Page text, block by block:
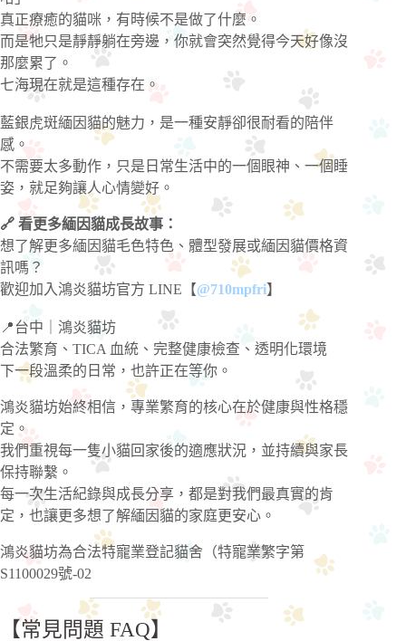
真正療癒的貓咪，有時候不是做了什麼。
而是牠只是靜靜躺在旁邊，你就會突然覺得今天好像沒
那麼累了。
七海現在就是這種存在。
藍銀虎斑緬因貓的魅力，是一種安靜卻很耐看的陪伴
感。
不需要太多動作，只是日常生活中的一個眼神、一個睡
姿，就足夠讓人心情變好。
🔗 看更多緬因貓成長故事：
想了解更多緬因貓毛色特色、體型發展或緬因貓價格資
訊嗎？
歡迎加入鴻炎貓坊官方 LINE【@710mpfri】
📍台中｜鴻炎貓坊
合法繁育、TICA 血統、完整健康檢查、透明化環境
下一段溫柔的日常，也許正在等你。
鴻炎貓坊始終相信，專業繁育的核心在於健康與性格穩
定。
我們重視每一隻小貓回家後的適應狀況，並持續與家長
保持聯繫。
每一次生活紀錄與成長分享，都是對我們最真實的肯
定，也讓更多想了解緬因貓的家庭更安心。
鴻炎貓坊為合法特寵業登記貓舍（特寵業繁字第
S1100029號-02
【常見問題 FAQ】